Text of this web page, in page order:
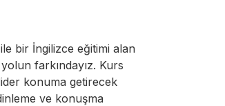
bir İngilizce eğitimi alan
farkındayız. Kurs
konuma getirecek
ve konuşma